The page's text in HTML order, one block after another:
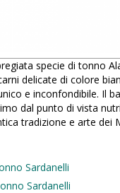
specie di tonno
delicate di colore
e inconfondibile. Il
dal punto di vista
tradizione e arte dei
Sardanelli
Sardanelli